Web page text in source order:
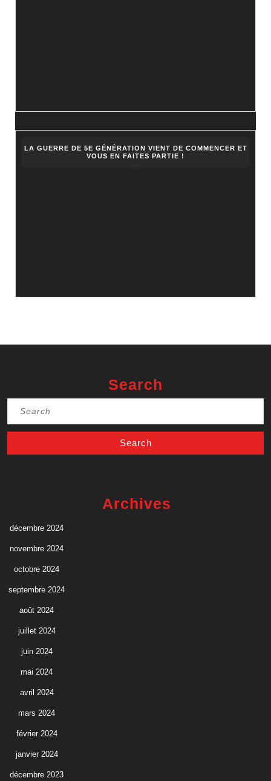
LA GUERRE DE 5E GÉNÉRATION VIENT DE COMMENCER ET
VOUS EN FAITES PARTIE !
Search
Archives
décembre 2024
novembre 2024
octobre 2024
septembre 2024
août 2024
juillet 2024
juin 2024
mai 2024
avril 2024
mars 2024
février 2024
janvier 2024
décembre 2023